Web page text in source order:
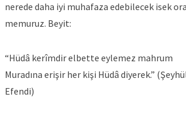
nerede daha iyi muhafaza edebilecek isek
memuruz. Beyit:
“Hüdâ kerîmdir elbette eylemez mahrum
Muradına erişir her kişi Hüdâ diyerek.”
Efendi)